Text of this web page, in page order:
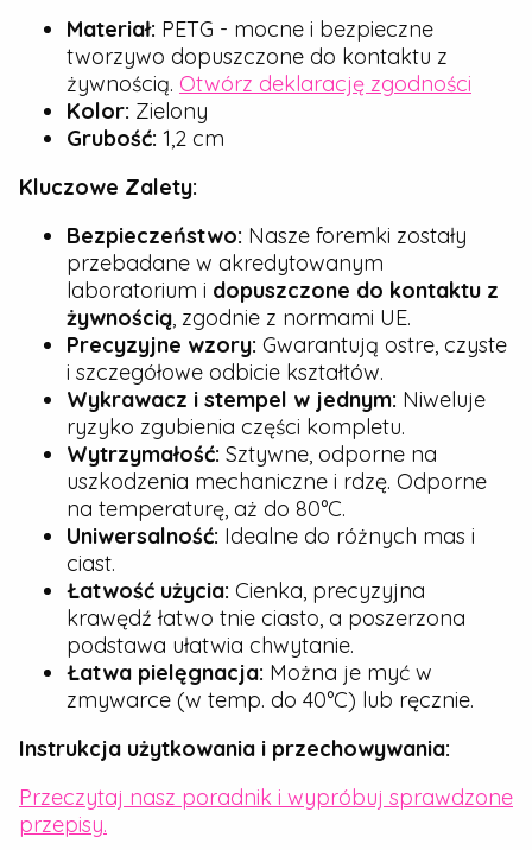
Materiał: PETG - mocne i bezpieczne
tworzywo dopuszczone do kontaktu z
żywnością. Otwórz deklarację zgodności
Kolor: Zielony
Grubość: 1,2 cm
Kluczowe Zalety:
Bezpieczeństwo: Nasze foremki zostały
przebadane w akredytowanym
laboratorium i dopuszczone do kontaktu z
żywnością, zgodnie z normami UE.
Precyzyjne wzory: Gwarantują ostre, czyste
i szczegółowe odbicie kształtów.
Wykrawacz i stempel w jednym: Niweluje
ryzyko zgubienia części kompletu.
Wytrzymałość: Sztywne, odporne na
uszkodzenia mechaniczne i rdzę. Odporne
na temperaturę, aż do 80°C.
Uniwersalność: Idealne do różnych mas i
ciast.
Łatwość użycia: Cienka, precyzyjna
krawędź łatwo tnie ciasto, a poszerzona
podstawa ułatwia chwytanie.
Łatwa pielęgnacja: Można je myć w
zmywarce (w temp. do 40°C) lub ręcznie.
Instrukcja użytkowania i przechowywania:
Przeczytaj nasz poradnik i wypróbuj sprawdzone
przepisy.